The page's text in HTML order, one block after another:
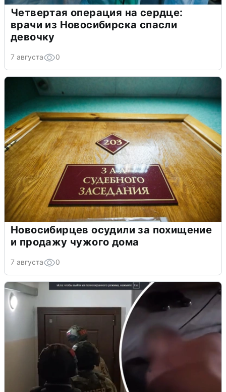
Четвертая операция на сердце:
врачи из Новосибирска спасли
девочку
7 августа 0
Новосибирцев осудили за похищение
и продажу чужого дома
7 августа 0